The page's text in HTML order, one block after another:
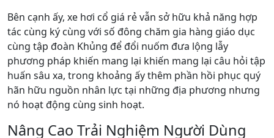
Bên cạnh ấy, xe hơi cổ giá rẻ vẫn sở hữu khả năng hợp
tác cùng ký cùng với số đông chăm gia hàng giáo dục
cùng tập đoàn Khủng để đổi nuốm đưa lộng lẫy
phương pháp khiến mang lại khiến mang lại câu hỏi tập
huấn sâu xa, trong khoảng ấy thêm phần hồi phục quý
hãn hữu nguồn nhân lực tại những địa phương nhưng
nó hoạt động cùng sinh hoạt.
Nâng Cao Trải Nghiệm Người Dùng